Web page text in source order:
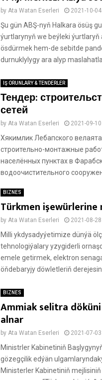
by Ata Watan Eserleri 2021-10-04
Şu gün ABŞ-nyň Halkara ösüş
ýurtlarynyň we beýleki
ösdürmek hem-de sebitde
durnuklylygy ara alyp
IŞ ORUNLARY & TENDERLER
Тендер:
сетей
by Ata Watan Eserleri 2021-09-10
Хякимлик Лебапского
строительно-монтажные
населённых пунктах в
водоочистительного
BIZNES
Türkmen
by Ata Watan Eserleri 2021-08-28
Milli ykdysadyýetimize dünýä
tehnologiýalary yzygiderli
emele getirmek, elektron
öňdebaryjy döwletleriň
BIZNES
Ammiak selitra
alnar
by Ata Watan Eserleri 2021-07-03
Ministrler Kabinetiniň
gözegçilik edýän
Ministerler Kabinetiniň